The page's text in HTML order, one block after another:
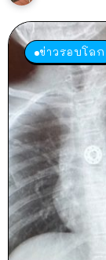
ข่าวรอบโลก